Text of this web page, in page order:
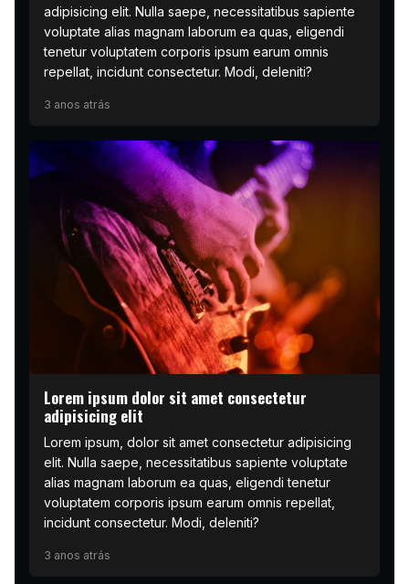
adipisicing elit. Nulla saepe, necessitatibus sapiente
voluptate alias magnam laborum ea quas, eligendi
tenetur voluptatem corporis ipsum earum omnis
repellat, incidunt consectetur. Modi, deleniti?
3 anos atrás
Lorem ipsum dolor sit amet consectetur
adipisicing elit
Lorem ipsum, dolor sit amet consectetur adipisicing
elit. Nulla saepe, necessitatibus sapiente voluptate
alias magnam laborum ea quas, eligendi tenetur
voluptatem corporis ipsum earum omnis repellat,
incidunt consectetur. Modi, deleniti?
3 anos atrás